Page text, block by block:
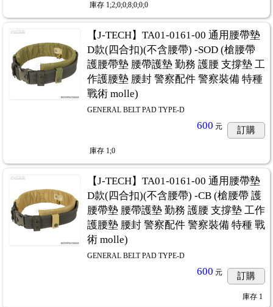
庫存 1;2;0;0;8;0;0;0
【J-TECH】TA01-0161-00 通用腰帶墊
D款(四合扣)(不含腰帶) -SOD (槍腰帶
護腰帶墊 腰帶護墊 勤務 護腰 支撐墊 工
作護腰墊 腰封 警察配件 警察裝備 特種
戰術 molle)
GENERAL BELT PAD TYPE-D
600 元 訂購
庫存 1;0
【J-TECH】TA01-0161-00 通用腰帶墊
D款(四合扣)(不含腰帶) -CB (槍腰帶 護
腰帶墊 腰帶護墊 勤務 護腰 支撐墊 工作
護腰墊 腰封 警察配件 警察裝備 特種 戰
術 molle)
GENERAL BELT PAD TYPE-D
600 元 訂購
庫存 1